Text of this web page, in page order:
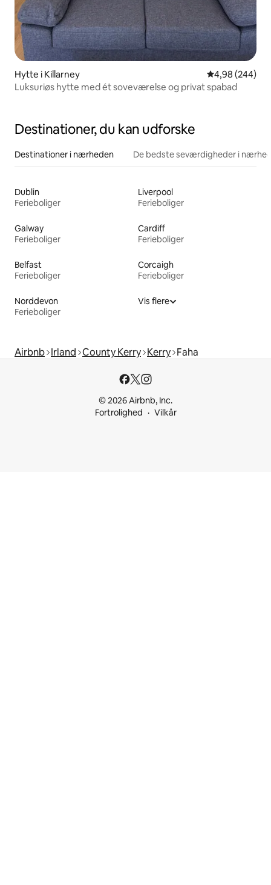
Hytte i Killarney 4,98 ud af 5 i
4,98 (244)
Luksuriøs hytte med ét soveværelse og privat spabad
Destinationer, du kan udforske
Destinationer i nærheden De bedste seværdigheder i
Dublin
Ferieboliger
Liverpool
Ferieboliger
Galway
Ferieboliger
Cardiff
Ferieboliger
Belfast
Ferieboliger
Corcaigh
Ferieboliger
Norddevon
Ferieboliger
Vis flere
Airbnb Irland County Kerry Kerry Faha
© 2026 Airbnb, Inc.
Fortrolighed
Vilkår